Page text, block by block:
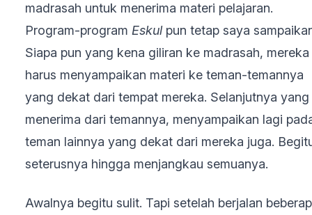
madrasah untuk menerima materi pelajaran.
Program-program Eskul pun tetap saya
Siapa pun yang kena giliran ke madrasah, mereka
harus menyampaikan materi ke teman-temannya
yang dekat dari tempat mereka. Selanjutnya yang
menerima dari temannya, menyampaikan lagi
teman lainnya yang dekat dari mereka juga.
seterusnya hingga menjangkau semuanya.
Awalnya begitu sulit. Tapi setelah berjalan